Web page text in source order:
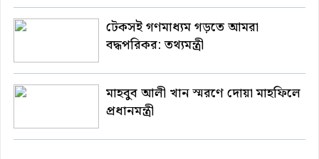
টেকসই গণমাধ্যম গড়তে আমরা
বদ্ধপরিকর: তথ্যমন্ত্রী
মাহবুব আলী খান স্মরণে দোয়া মাহফিলে
প্রধানমন্ত্রী